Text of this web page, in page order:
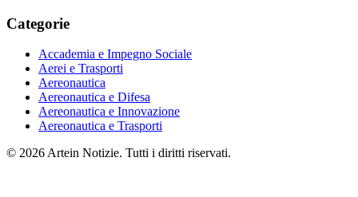
Categorie
Accademia e Impegno Sociale
Aerei e Trasporti
Aereonautica
Aereonautica e Difesa
Aereonautica e Innovazione
Aereonautica e Trasporti
© 2026 Artein Notizie. Tutti i diritti riservati.